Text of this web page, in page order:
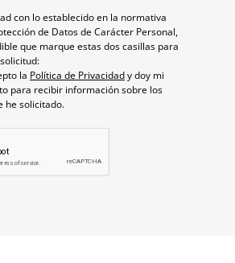
con lo establecido en la normativa
de Datos de Carácter Personal,
que marque estas dos casillas para
la Política de Privacidady doy mi
para recibir información sobre los
he solicitado.